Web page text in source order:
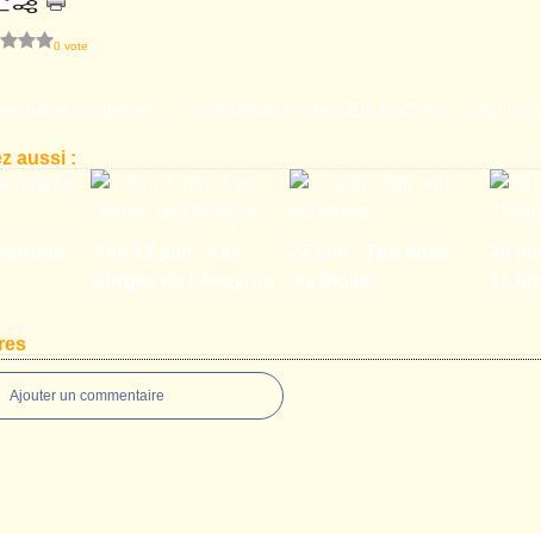
0 vote
aussi :
!
7 au 13 juin : Les
Gorges de l'Aveyron
27 juin : Tpb sous
les étoiles
28
15 km
Ajouter un commentaire